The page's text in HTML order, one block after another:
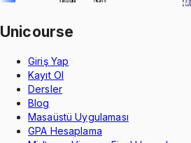
Unicourse
Giriş Yap
Kayıt Ol
Dersler
Blog
Masaüstü Uygulaması
GPA Hesaplama